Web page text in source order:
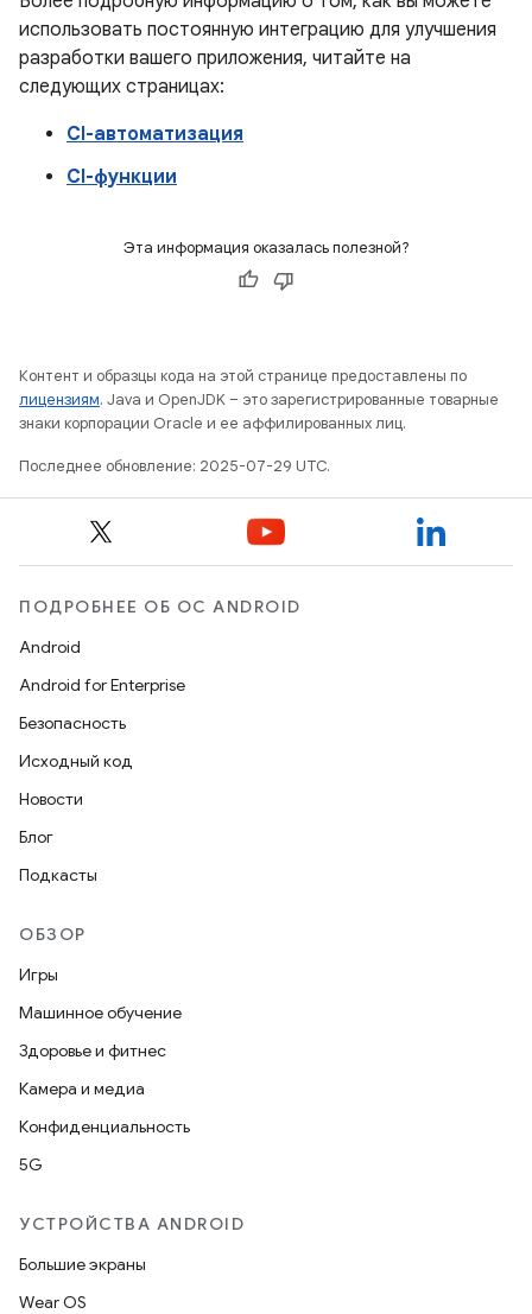
использовать постоянную интеграцию для улучшения
разработки вашего приложения, читайте на
следующих страницах:
CI-автоматизация
CI-функции
Эта информация оказалась полезной?
Контент и образцы кода на этой странице предоставлены по
лицензиям. Java и OpenJDK – это зарегистрированные товарные
знаки корпорации Oracle и ее аффилированных лиц.
Последнее обновление: 2025-07-29 UTC.
ПОДРОБНЕЕ ОБ ОС ANDROID
Android
Android for Enterprise
Безопасность
Исходный код
Новости
Блог
Подкасты
ОБЗОР
Игры
Машинное обучение
Здоровье и фитнес
Камера и медиа
Конфиденциальность
5G
УСТРОЙСТВА ANDROID
Большие экраны
Wear OS